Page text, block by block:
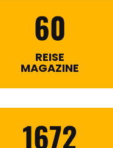
60
REISE
MAGAZINE
1672